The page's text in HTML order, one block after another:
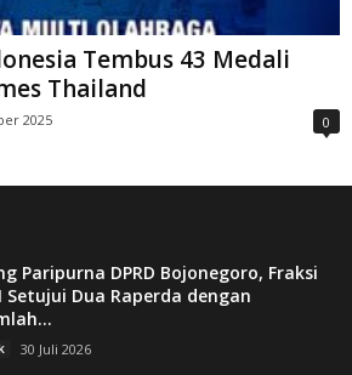
Tembus 43 Medali
Thailand
2025 0
Paripurna DPRD Bojonegoro, Fraksi
Setujui Dua Raperda dengan
30 Juli 2026